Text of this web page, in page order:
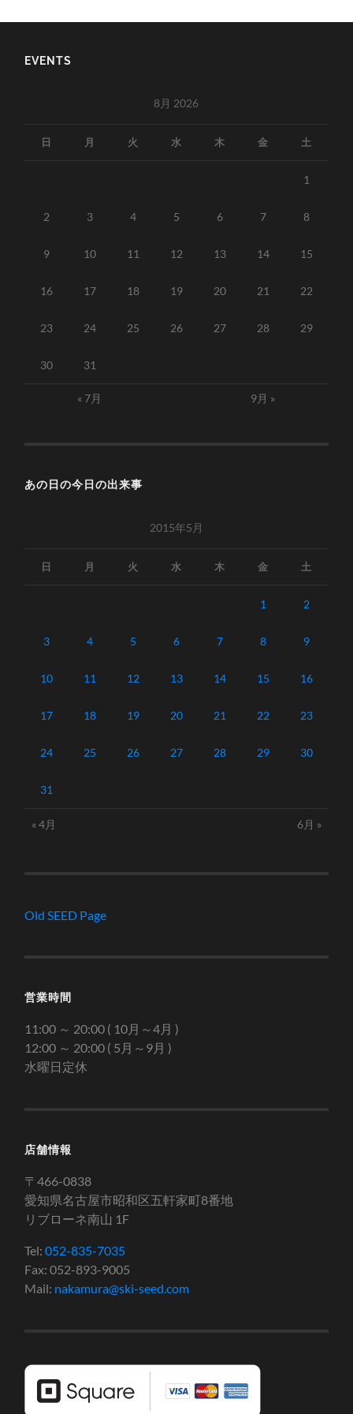
EVENTS
8月 2026
日 月 火 水 木 金 土
1
2 3 4 5 6 7 8
9 10 11 12 13 14 15
16 17 18 19 20 21 22
23 24 25 26 27 28 29
30 31
« 7月 9月 »
あの日の今日の出来事
2015年5月
日 月 火 水 木 金 土
1 2
3 4 5 6 7 8 9
10 11 12 13 14 15 16
17 18 19 20 21 22 23
24 25 26 27 28 29 30
31
« 4月 6月 »
Old SEED Page
営業時間
11:00 ～ 20:00 ( 10月～4月 )
12:00 ～ 20:00 ( 5月～9月 )
水曜日定休
店舗情報
〒466-0838
愛知県名古屋市昭和区五軒家町8番地
リブローネ南山 1F
Tel:052-835-7035
Fax: 052-893-9005
Mail: nakamura@ski-seed.com